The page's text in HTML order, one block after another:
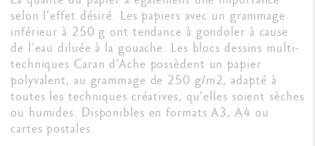
selon l’effet désiré. Les papiers avec un grammage
inférieur à 250 g ont tendance à gondoler à cause
de l’eau diluée à la gouache. Les blocs dessins multi-
techniques Caran d’Ache possèdent un papier
polyvalent, au grammage de 250 g/m2, adapté à
toutes les techniques créatives, qu’elles soient sèches
ou humides. Disponibles en formats A3, A4 ou
cartes postales.